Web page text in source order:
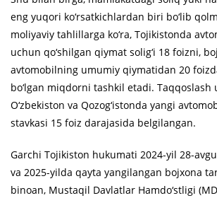
eng yuqori ko‘rsatkichlardan biri bo‘lib
moliyaviy tahlillarga ko‘ra, Tojikistonda
uchun qo‘shilgan qiymat solig‘i 18 foizni,
avtomobilning umumiy qiymatidan 20
bo‘lgan miqdorni tashkil etadi.
O‘zbekiston va Qozog‘istonda yangi
stavkasi 15 foiz darajasida belgilangan.
Garchi Tojikiston hukumati 2024-yil 28-
va 2025-yilda qayta yangilangan bojxona
binoan, Mustaqil Davlatlar Hamdo‘stligi